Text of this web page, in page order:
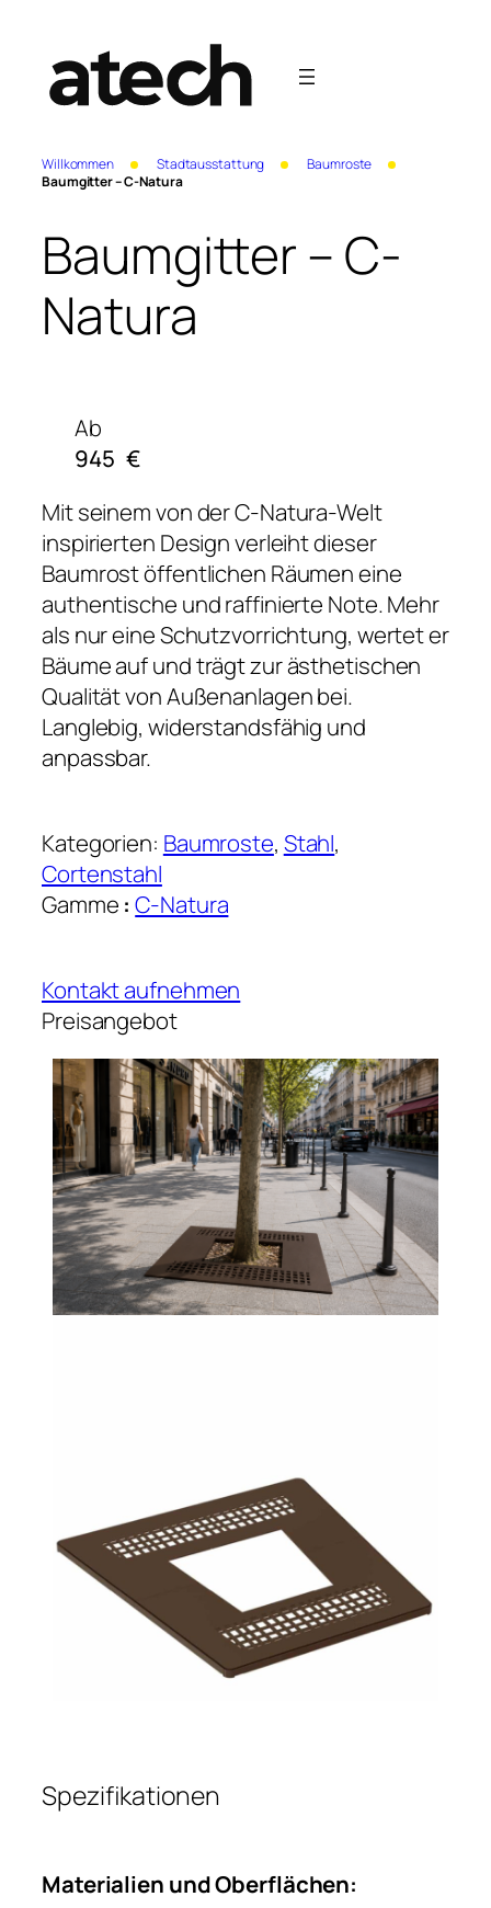
Willkommen Stadtausstattung
Baumroste
Baumgitter – C-Natura
Baumgitter – C-
Natura
Ab
945 €
Mit seinem von der C-Natura-Welt
inspirierten Design verleiht dieser
Baumrost öffentlichen Räumen eine
authentische und raffinierte Note. Mehr
als nur eine Schutzvorrichtung, wertet er
Bäume auf und trägt zur ästhetischen
Qualität von Außenanlagen bei.
Langlebig, widerstandsfähig und
anpassbar.
Kategorien: Baumroste, Stahl
Cortenstahl
Gamme : C-Natura
Kontakt aufnehmen
Preisangebot
Spezifikationen
Materialien und Oberflächen: